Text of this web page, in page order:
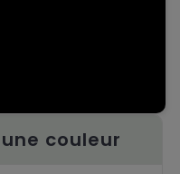
couleur